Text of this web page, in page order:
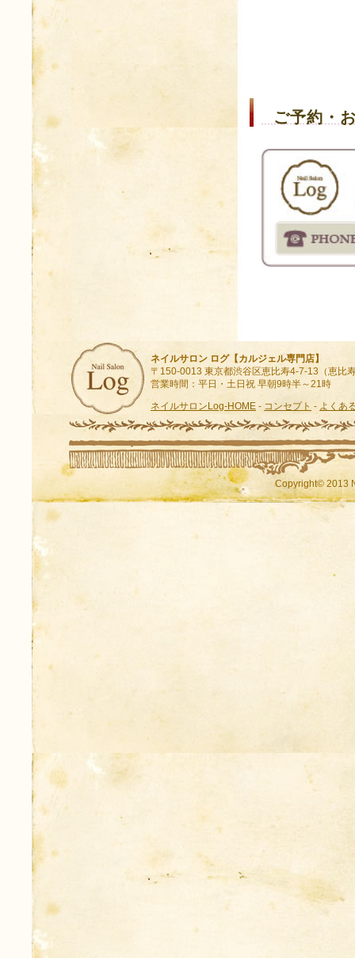
ご予約・
ネイルサロン ログ【カルジェル専門店】
〒150-0013 東京都渋谷区恵比寿4-7-13（恵比
営業時間：平日・土日祝 早朝9時半～21時
ネイルサロンLog-HOME - コンセプト - よくあ
Copyright© 2013